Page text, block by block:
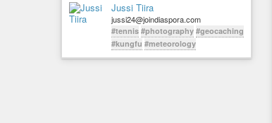
Jussi Tiira
jussi24@joindiaspora.com
#tennis #photography #geocaching
#kungfu #meteorology